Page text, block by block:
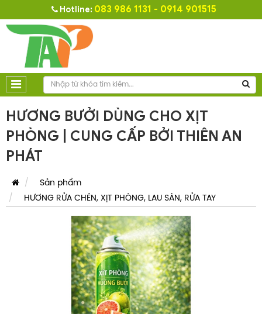
Hotline: 083 986 1131 - 0914 901515
HƯƠNG BƯỞI DÙNG CHO XỊT
PHÒNG | CUNG CẤP BỞI THIÊN AN
PHÁT
Sản phẩm
HƯƠNG RỬA CHÉN, XỊT PHÒNG, LAU SÀN, RỬA TAY